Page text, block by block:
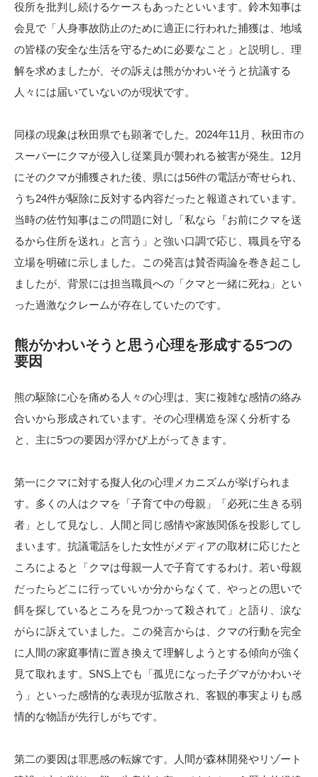
役所を批判し続けるケースもあったといいます。鈴木知事は
会見で「人身事故防止のために適正に行われた捕獲は、地域
の皆様の安全な生活を守るために必要なこと」と説明し、理
解を求めましたが、その訴えは熊がかわいそうと抗議する
人々には届いていないのが現状です。
同様の現象は秋田県でも顕著でした。2024年11月、秋田市の
スーパーにクマが侵入し従業員が襲われる被害が発生。12月
にそのクマが捕獲された後、県には56件の電話が寄せられ、
うち24件が駆除に反対する内容だったと報道されています。
当時の佐竹知事はこの問題に対し「私なら『お前にクマを送
るから住所を送れ』と言う」と強い口調で応じ、職員を守る
立場を明確に示しました。この発言は賛否両論を巻き起こし
ましたが、背景には担当職員への「クマと一緒に死ね」とい
った過激なクレームが存在していたのです。
熊がかわいそうと思う心理を形成する5つの
要因
熊の駆除に心を痛める人々の心理は、実に複雑な感情の絡み
合いから形成されています。その心理構造を深く分析する
と、主に5つの要因が浮かび上がってきます。
第一にクマに対する擬人化の心理メカニズムが挙げられま
す。多くの人はクマを「子育て中の母親」「必死に生きる弱
者」として見なし、人間と同じ感情や家族関係を投影してし
まいます。抗議電話をした女性がメディアの取材に応じたと
ころによると「クマは母親一人で子育てするわけ。若い母親
だったらどこに行っていいか分からなくて、やっとの思いで
餌を探しているところを見つかって殺されて」と語り、涙な
がらに訴えていました。この発言からは、クマの行動を完全
に人間の家庭事情に置き換えて理解しようとする傾向が強く
見て取れます。SNS上でも「孤児になった子グマがかわいそ
う」といった感情的な表現が拡散され、客観的事実よりも感
情的な物語が先行しがちです。
第二の要因は罪悪感の転嫁です。人間が森林開発やリゾート